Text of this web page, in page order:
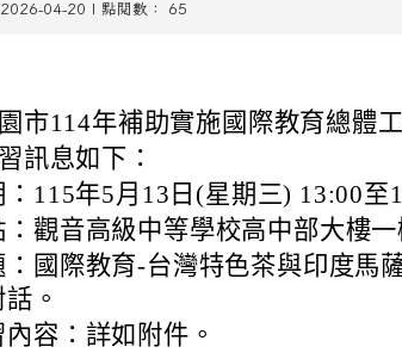
04-20 | 點閱數： 65
市114年補助實施國際教育總體
訊息如下：
：115年5月13日(星期三) 13:00至
：觀音高級中等學校高中部大樓一
：國際教育-台灣特色茶與印度馬
。
內容：詳如附件。